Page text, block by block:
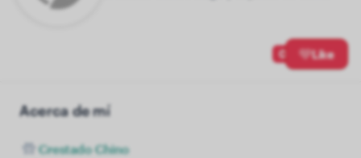
0 Like
Acerca de mí
Crestado Chino